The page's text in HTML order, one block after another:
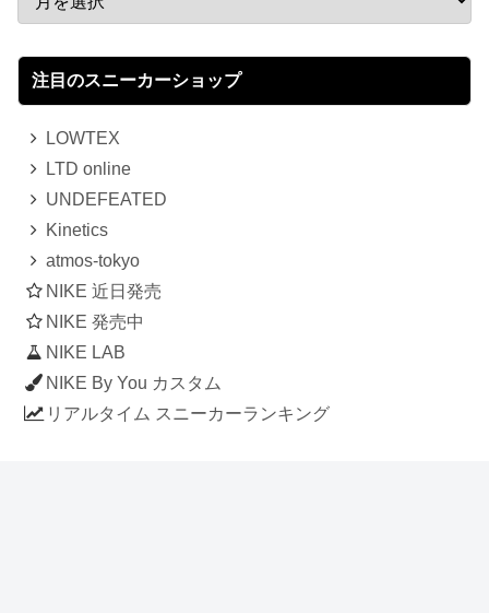
注目のスニーカーショップ
LOWTEX
LTD online
UNDEFEATED
Kinetics
atmos-tokyo
NIKE 近日発売
NIKE 発売中
NIKE LAB
NIKE By You カスタム
リアルタイム スニーカーランキング